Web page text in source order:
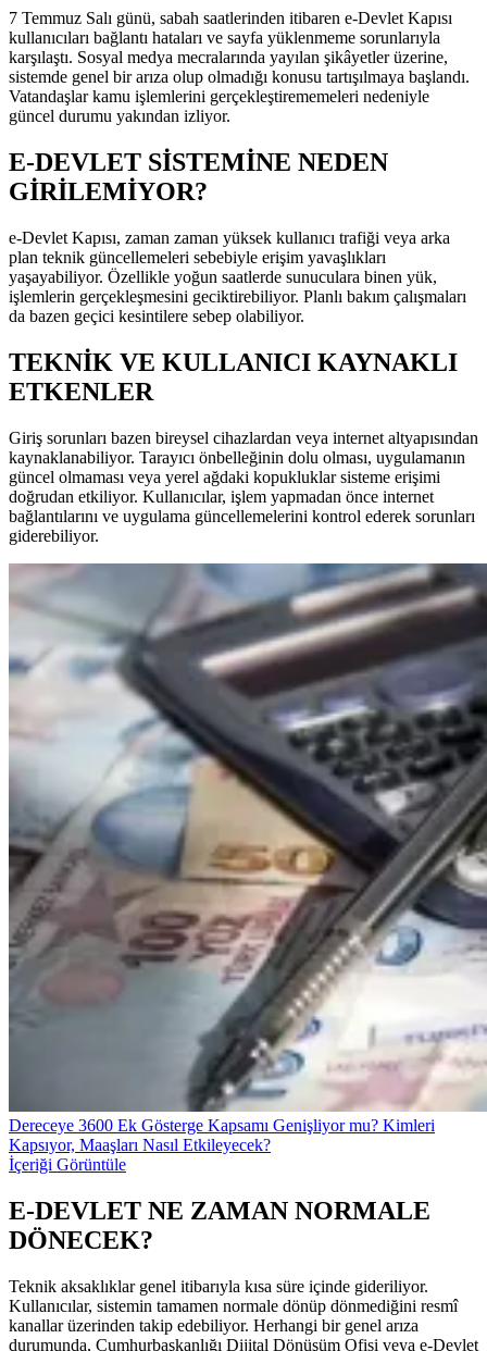
7 Temmuz Salı günü, sabah saatlerinden itibaren e-Devlet Kapısı
kullanıcıları bağlantı hataları ve sayfa yüklenmeme sorunlarıyla
karşılaştı. Sosyal medya mecralarında yayılan şikâyetler üzerine,
sistemde genel bir arıza olup olmadığı konusu tartışılmaya başlandı.
Vatandaşlar kamu işlemlerini gerçekleştirememeleri nedeniyle
güncel durumu yakından izliyor.
E-DEVLET SİSTEMİNE NEDEN
GİRİLEMİYOR?
e-Devlet Kapısı, zaman zaman yüksek kullanıcı trafiği veya arka
plan teknik güncellemeleri sebebiyle erişim yavaşlıkları
yaşayabiliyor. Özellikle yoğun saatlerde sunuculara binen yük,
işlemlerin gerçekleşmesini geciktirebiliyor. Planlı bakım çalışmaları
da bazen geçici kesintilere sebep olabiliyor.
TEKNİK VE KULLANICI KAYNAKLI
ETKENLER
Giriş sorunları bazen bireysel cihazlardan veya internet altyapısından
kaynaklanabiliyor. Tarayıcı önbelleğinin dolu olması, uygulamanın
güncel olmaması veya yerel ağdaki kopukluklar sisteme erişimi
doğrudan etkiliyor. Kullanıcılar, işlem yapmadan önce internet
bağlantılarını ve uygulama güncellemelerini kontrol ederek sorunları
giderebiliyor.
Dereceye 3600 Ek Gösterge Kapsamı Genişliyor mu? Kimleri
Kapsıyor, Maaşları Nasıl Etkileyecek?
İçeriği Görüntüle
E-DEVLET NE ZAMAN NORMALE
DÖNECEK?
Teknik aksaklıklar genel itibarıyla kısa süre içinde gideriliyor.
Kullanıcılar, sistemin tamamen normale dönüp dönmediğini resmî
kanallar üzerinden takip edebiliyor. Herhangi bir genel arıza
durumunda, Cumhurbaşkanlığı Dijital Dönüşüm Ofisi veya e-Devlet